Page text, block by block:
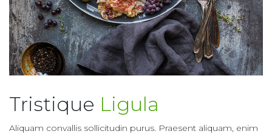
Tristique Ligula
Aliquam convallis sollicitudin purus. Praesent aliquam, enim